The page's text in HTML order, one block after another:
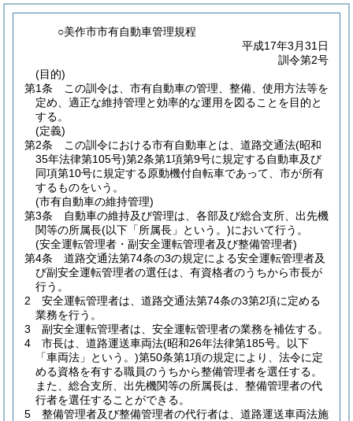
○美作市市有自動車管理規程
平成17年3月31日
訓令第2号
(目的)
第1条
この訓令は、市有自動車の管理、整備、使用方法等を
定め、適正な維持管理と効率的な運用を図ることを目的と
する。
(定義)
第2条
この訓令における市有自動車とは、道路交通法(昭和
35年法律第105号)第2条第1項第9号に規定する自動車及び
同項第10号に規定する原動機付自転車であって、市が所有
するものをいう。
(市有自動車の維持管理)
第3条
自動車の維持及び管理は、各部及び総合支所、出先機
関等の所属長(以下「所属長」という。)において行う。
(安全運転管理者・副安全運転管理者及び整備管理者)
第4条
道路交通法第74条の3の規定による安全運転管理者及
び副安全運転管理者の選任は、有資格者のうちから市長が
行う。
2
安全運転管理者は、道路交通法第74条の3第2項に定める
業務を行う。
3
副安全運転管理者は、安全運転管理者の業務を補佐する。
4
市長は、道路運送車両法(昭和26年法律第185号。以下
「車両法」という。)第50条第1項の規定により、法令に定
める資格を有する職員のうちから整備管理者を選任する。
また、総合支所、出先機関等の所属長は、整備管理者の代
行者を選任することができる。
5
整備管理者及び整備管理者の代行者は、道路運送車両法施